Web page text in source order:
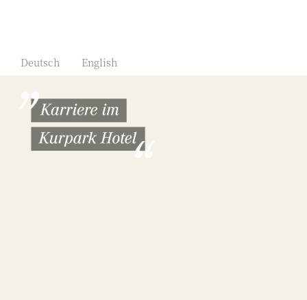
Deutsch English